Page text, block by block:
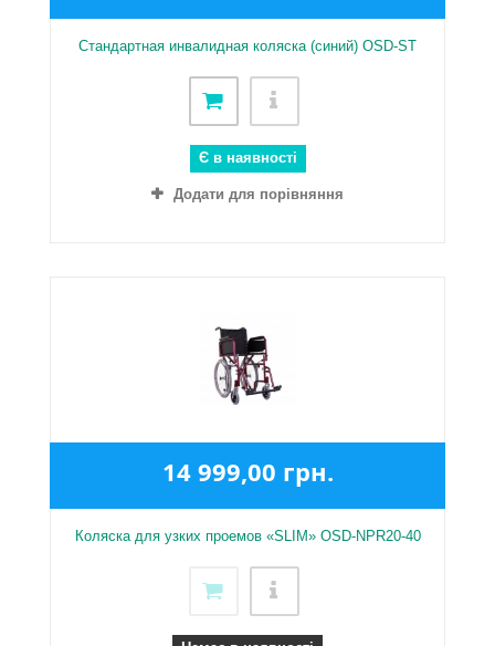
Стандартная инвалидная коляска (синий) OSD-ST
Є в наявності
Додати для порівняння
14 999,00 грн.
Коляска для узких проемов «SLIM» OSD-NPR20-40